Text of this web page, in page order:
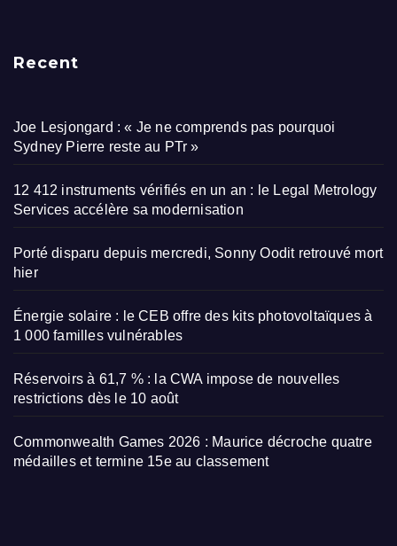
Recent
Joe Lesjongard : « Je ne comprends pas pourquoi
Sydney Pierre reste au PTr »
12 412 instruments vérifiés en un an : le Legal Metrology
Services accélère sa modernisation
Porté disparu depuis mercredi, Sonny Oodit retrouvé mort
hier
Énergie solaire : le CEB offre des kits photovoltaïques à
1 000 familles vulnérables
Réservoirs à 61,7 % : la CWA impose de nouvelles
restrictions dès le 10 août
Commonwealth Games 2026 : Maurice décroche quatre
médailles et termine 15e au classement